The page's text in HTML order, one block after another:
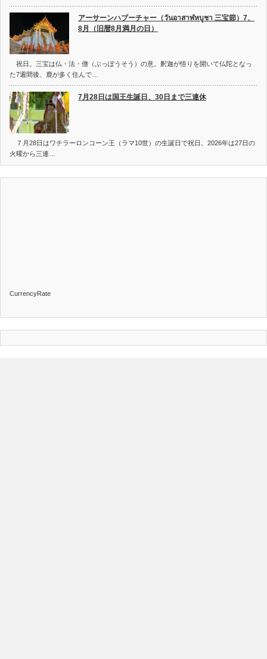
アーサーンハブーチャー（วันอาสาฬหบูชา 三宝節）7、
8月（旧暦8月満月の日）
祝日。三宝は仏・法・僧（ぶっぽうそう）の意。釈迦が悟りを開いて仏陀となっ
た7週間後、鹿が多く住んで…
7月28日は国王生誕日、30日まで三連休
７月28日はワチラーロンコーン王（ラマ10世）の生誕日で祝日。2026年は27日の
火曜から三連…
CurrencyRate